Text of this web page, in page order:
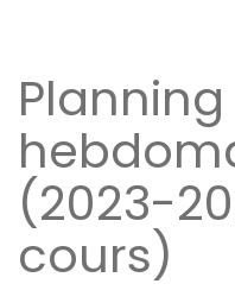
Planning
(2023-
cours)